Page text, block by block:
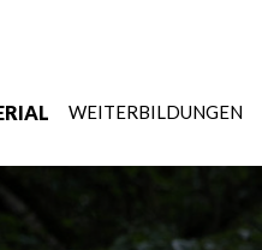
WEITERBILDUNGEN